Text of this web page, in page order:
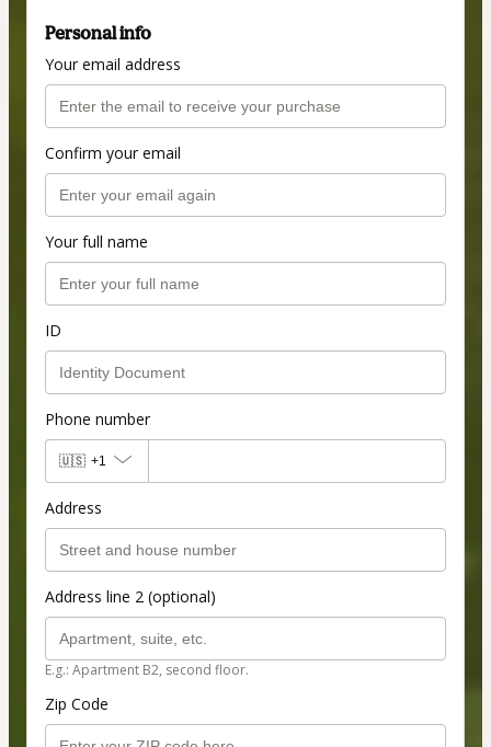
Personal info
Your email address
Confirm your email
Your full name
ID
Phone number
🇺🇸 +1
Address
Address line 2 (optional)
E.g.: Apartment B2, second floor.
Zip Code